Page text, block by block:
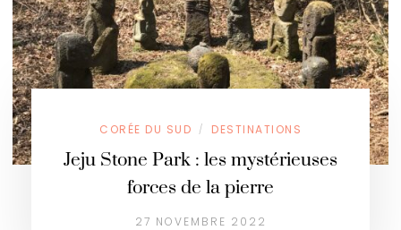
CORÉE DU SUD / DESTINATIONS
Jeju Stone Park : les mystérieuses
forces de la pierre
27 NOVEMBRE 2022